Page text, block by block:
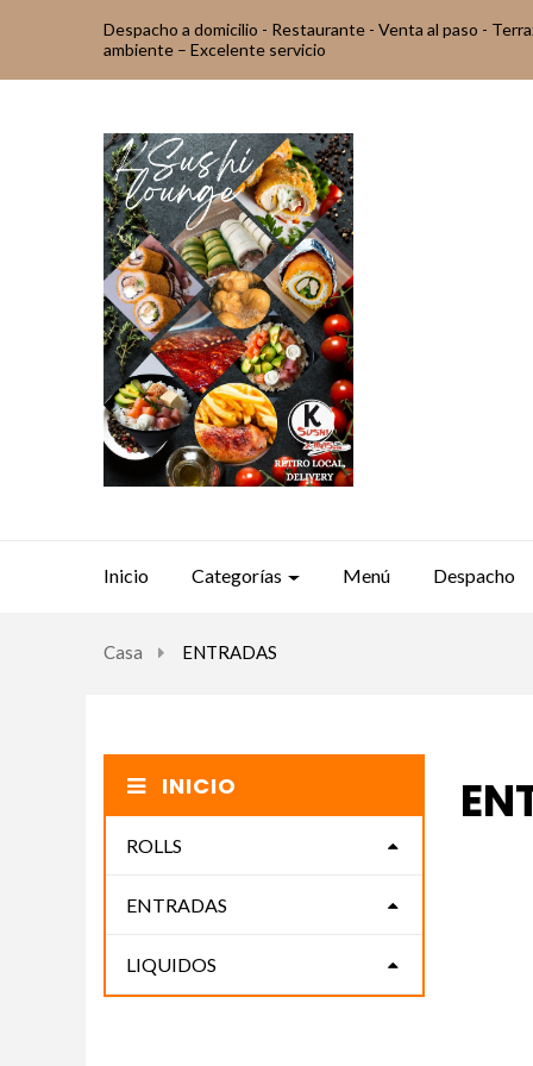
Despacho a domicilio - Restaurante - Venta al paso -
ambiente – Excelente servicio
Inicio Categorías Menú Despacho
Casa ENTRADAS
INICIO
ROLLS
ENTRADAS
LIQUIDOS